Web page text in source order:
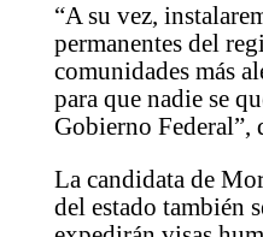
“A su vez,
permanentes del
comunidades más
para que nadie se
Gobierno Federal”,
La candidata de
del estado también